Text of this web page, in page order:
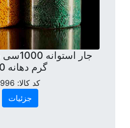
گرم دهانه 90
کد کالا: 996
جزئیات